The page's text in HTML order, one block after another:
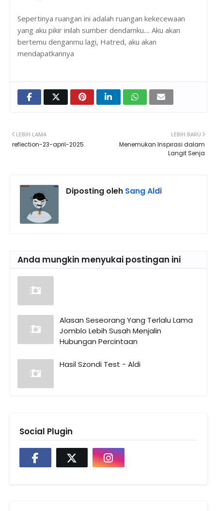
Sepertinya ruangan ini adalah ruangan kekecewaan
yang aku pikir inilah sumber dendamku.... Aku akan
bertemu denganmu lagi, Hatred, aku akan
mendapatkannya
LEBIH BARU
Menemukan Inspirasi dalam
Langit Senja
LEBIH LAMA
reflection-23-april-2025
Diposting oleh Sang Aldi
Anda mungkin menyukai postingan ini
Alasan Seseorang Yang Terlalu Lama
Jomblo Lebih Susah Menjalin
Hubungan Percintaan
Hasil Szondi Test - Aldi
Social Plugin